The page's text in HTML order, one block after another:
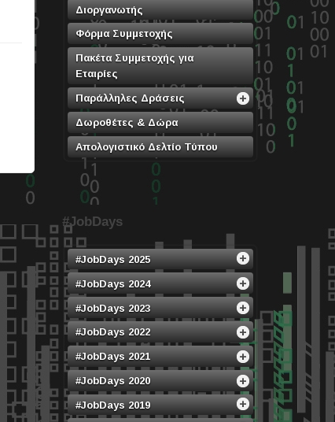
Διοργανωτής
Φόρμα Συμμετοχής
Πακέτα Συμμετοχής για
Εταιρίες
Παράλληλες Δράσεις
Δωροθέτες & Δώρα
Απολογιστικό Δελτίο Τύπου
#JobDays
#JobDays 2025
#JobDays 2024
#JobDays 2023
#JobDays 2022
#JobDays 2021
#JobDays 2020
#JobDays 2019